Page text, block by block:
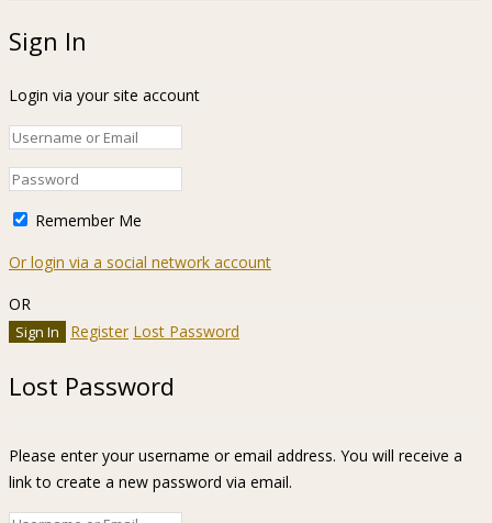
Sign In
Login via your site account
Remember Me
Or login via a social network account
OR
Register Lost Password
Lost Password
Please enter your username or email address. You will receive a
link to create a new password via email.